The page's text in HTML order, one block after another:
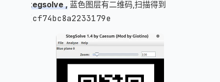
Stegsolve , 蓝色图层有二维码,扫描得到
flag{cf74bc8a2233179e